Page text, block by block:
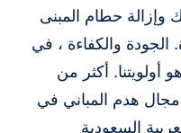
وإزالة حطام المبنى
والكفاءة ، في
أكثر من
هدم المباني في